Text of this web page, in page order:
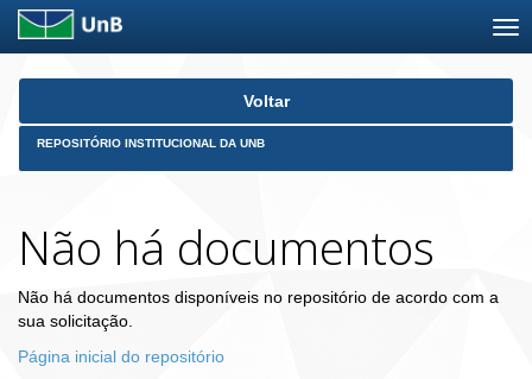
Skip
Voltar
REPOSITÓRIO INSTITUCIONAL DA UNB
Não há documentos
Não há documentos disponíveis no repositório de acordo com a
sua solicitação.
Página inicial do repositório